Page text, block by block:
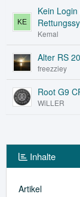
Kein
Kemal
Alter RS
freezziey
Root G9
WiLLER
Inhalte
Artikel